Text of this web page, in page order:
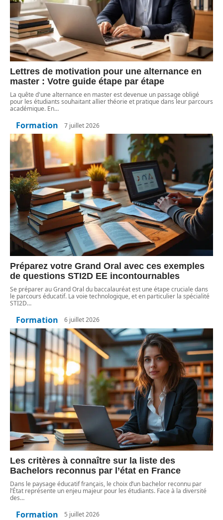
Lettres de motivation pour une alternance en
master : Votre guide étape par étape
La quête d'une alternance en master est devenue un passage obligé
pour les étudiants souhaitant allier théorie et pratique dans leur parcours
académique. En…
Formation 7 juillet 2026
Préparez votre Grand Oral avec ces exemples
de questions STI2D EE incontournables
Se préparer au Grand Oral du baccalauréat est une étape cruciale dans
le parcours éducatif. La voie technologique, et en particulier la spécialité
STI2D…
Formation 6 juillet 2026
Les critères à connaître sur la liste des
Bachelors reconnus par l’état en France
Dans le paysage éducatif français, le choix d’un bachelor reconnu par
l’État représente un enjeu majeur pour les étudiants. Face à la diversité
des…
Formation 5 juillet 2026